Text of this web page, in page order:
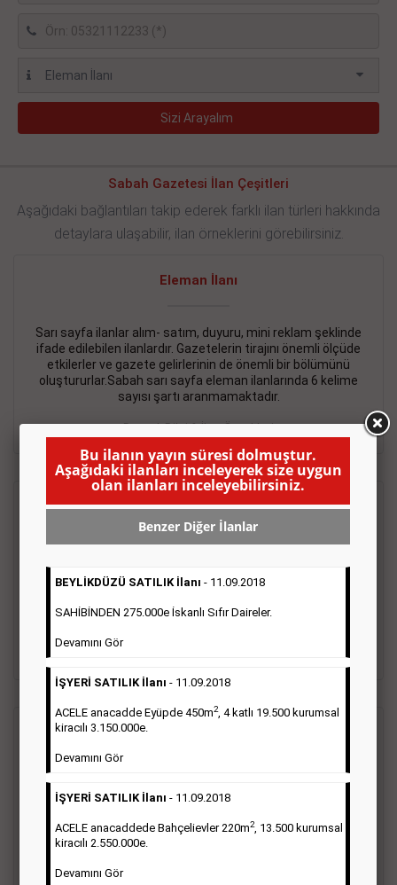
Sabah Gazetesi İlan Çeşitleri
Aşağıdaki bağlantıları takip ederek farklı ilan türleri hakkında
detaylara ulaşabilir, ilan örneklerini görebilirsiniz.
Eleman İlanı
Sarı sayfa ilanlar alım- satım, duyuru, mini reklam şeklinde
ifade edilebilen ilanlardır. Gazetelerin tirajını önemli ölçüde
etkilerler ve gazete gelirlerinin de önemli bir bölümünü
oluştururlar.Sabah sarı sayfa eleman ilanlarında 6 kelime
sayısı şartı aranmamaktadır.
Detaylı Bilgi & İlan Örnekleri
Emlak İlanı
ifade edilebilen ilanlardır. Gazetelerin tirajını önemli ölçüde
etkilerler ve gazete gelirlerinin de önemli bir bölümünü
oluştururlar.Sabah sarı sayfa eleman ilanlarında 6 kelime
Sarı sayfa ilanlar alım- satım, duyuru, mini reklam şeklinde
ifade edilebilen ilanlardır. Gazetelerin tirajını önemli ölçüde
oluştururlar.Sabah sarı sayfa eleman ilanlarında 6 kelime
sayısı şartı aranmamaktadır.
Bu ilanın yayın süresi dolmuştur.
Aşağıdaki ilanları inceleyerek size uygun
olan ilanları inceleyebilirsiniz.
Benzer Diğer İlanlar
BEYLİKDÜZÜ SATILIK İlanı - 11.09.2018
SAHİBİNDEN 275.000e İskanlı Sıfır Daireler.
Devamını Gör
İŞYERİ SATILIK İlanı - 11.09.2018
ACELE anacadde Eyüpde 450m2, 4 katlı 19.500 kurumsal
kiracılı 3.150.000e.
Devamını Gör
İŞYERİ SATILIK İlanı - 11.09.2018
ACELE anacaddede Bahçelievler 220m2, 13.500 kurumsal
kiracılı 2.550.000e.
Devamını Gör